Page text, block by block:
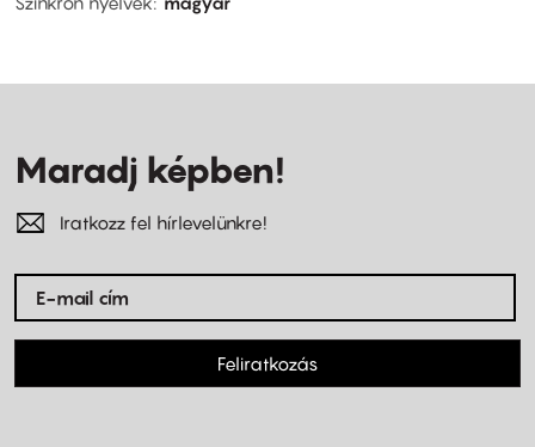
Maradj képben!
Iratkozz fel hírlevelünkre!
Feliratkozás